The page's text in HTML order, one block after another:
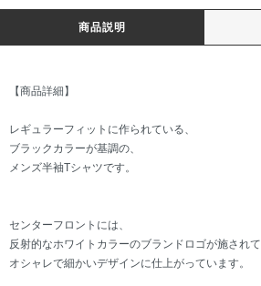
商品説明
【商品詳細】
レギュラーフィットに作られている、
ブラックカラーが基調の、
メンズ半袖Tシャツです。
センターフロントには、
反射的なホワイトカラーのブランドロゴが施されて
オシャレで細かいデザインに仕上がっています。